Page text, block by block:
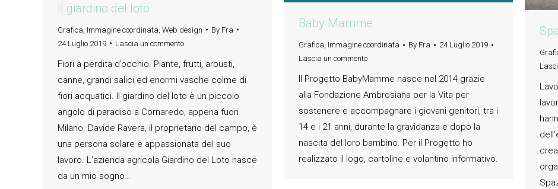
Il giardino del loto
Grafica Immagine coordinata Web design By Fra
24 Luglio 2019
Lascia un commento
Fiori a perdita d’occhio. Piante, frutti, arbusti,
canne, grandi salici ed enormi vasche colme di
fiori acquatici. Il giardino del loto è un piccolo
angolo di paradiso a Cornaredo, appena fuori
Milano. Davide Ravera, il proprietario del campo, è
una persona solare e appassionata del suo
lavoro. L’azienda agricola Giardino del Loto nasce
da un mio sogno…
Baby Mamme
Grafica, Immagine coordinata By Fra
24 Luglio 2019
Lascia un commento
Il Progetto BabyMamme nasce nel 2014 grazie
alla Fondazione Ambrosiana per la Vita per
sostenere e accompagnare i giovani genitori, tra i
14 e i 21 anni, durante la gravidanza e dopo la
nascita del loro bambino. Per il Progetto ho
realizzato il logo, cartoline e volantino informativo.